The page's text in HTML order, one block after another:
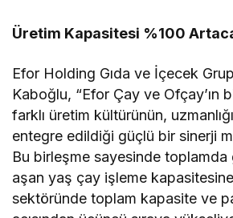
Üretim Kapasitesi %100
Efor Holding Gıda ve İçecek
Kaboğlu, “Efor Çay ve Ofçay’ın
farklı üretim kültürünün,
entegre edildiği güçlü bir sinerji
Bu birleşme sayesinde
aşan yaş çay işleme
sektöründe toplam kapasite ve